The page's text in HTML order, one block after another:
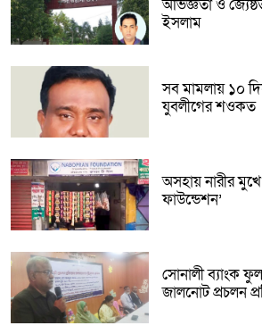
অভিজ্ঞতা ও
ইসলাম
সব মামলায় ১০
যুবলীগের শওকত
অসহায় নারীর
ফাউন্ডেশন’
সোনালী ব্যাংক
জালনোট প্রচলন